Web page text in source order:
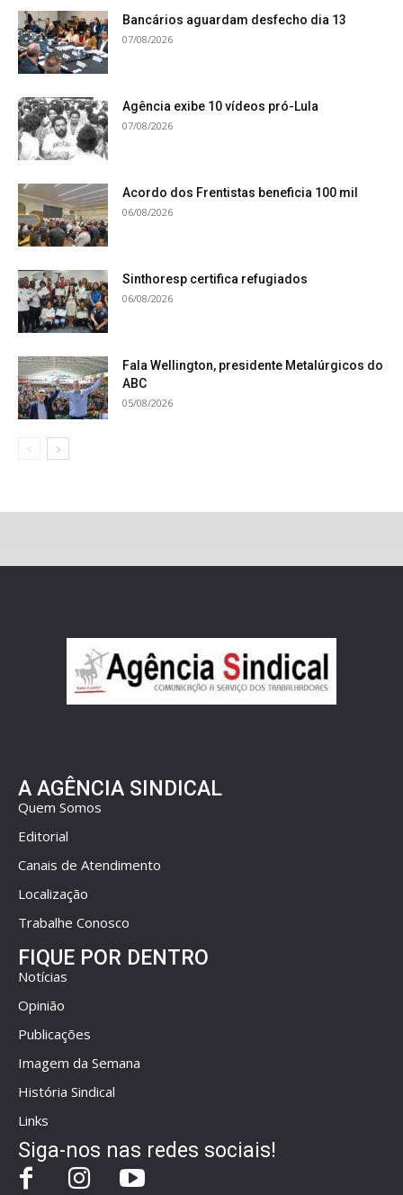
Bancários aguardam desfecho dia 13
07/08/2026
Agência exibe 10 vídeos pró-Lula
07/08/2026
Acordo dos Frentistas beneficia 100 mil
06/08/2026
Sinthoresp certifica refugiados
06/08/2026
Fala Wellington, presidente Metalúrgicos do
ABC
05/08/2026
A AGÊNCIA SINDICAL
Quem Somos
Editorial
Canais de Atendimento
Localização
Trabalhe Conosco
FIQUE POR DENTRO
Notícias
Opinião
Publicações
Imagem da Semana
História Sindical
Links
Siga-nos nas redes sociais!